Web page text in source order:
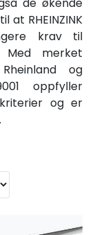
RHEINZINK
krav til
Med merket
og
oppfyller
og er